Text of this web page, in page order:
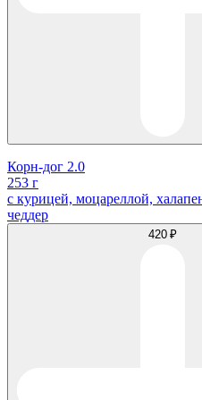
Корн-дог 2.0
253 г
с курицей, моцареллой,
чеддер
420 ₽